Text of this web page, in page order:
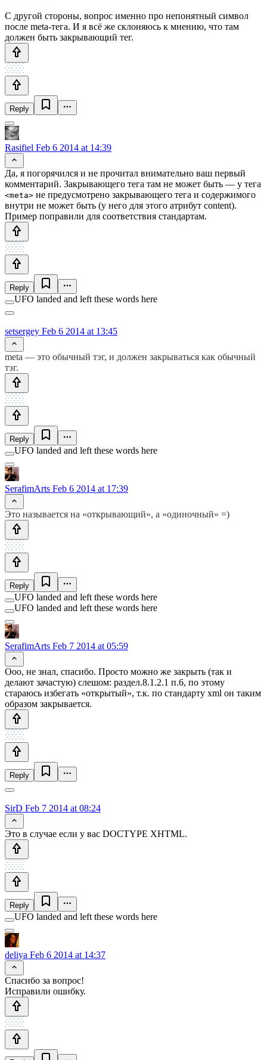
С другой стороны, вопрос именно про непонятный символ
после meta-тега. И я всё же склоняюсь к мнению, что там
должен быть закрывающий тег.
Reply
Rasifiel Feb 6 2014 at 14:39
Да, я погорячился и не прочитал внимательно ваш первый
комментарий. Закрывающего тега там не может быть — у тега
<meta> не предусмотрено закрывающего тега и содержимого
внутри не может быть (у него для этого атрибут content).
Пример поправили для соответствия стандартам.
Reply
UFO landed and left these words here
setsergey Feb 6 2014 at 13:45
meta — это обычный тэг, и должен закрываться как обычный
тэг.
Reply
UFO landed and left these words here
SerafimArts Feb 6 2014 at 17:39
Это называется на «открывающий», а «одиночный» =)
Reply
UFO landed and left these words here
UFO landed and left these words here
SerafimArts Feb 7 2014 at 05:59
Ооо, не знал, спасибо. Просто можно же закрыть (так и
делают зачастую) слешом: раздел.8.1.2.1 п.6, по этому
стараюсь избегать «открытый», т.к. по стандарту xml он таким
образом закрывается.
Reply
SirD Feb 7 2014 at 08:24
Это в случае если у вас DOCTYPE XHTML.
Reply
UFO landed and left these words here
deliya Feb 6 2014 at 14:37
Спасибо за вопрос!
Исправили ошибку.